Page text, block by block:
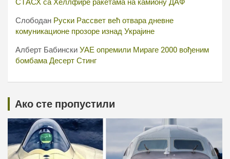
СТАСХ са Хеллфире ракетама на камиону ДАФ
Слободан Руски Рассвет већ отвара дневне
комуникационе прозоре изнад Украјине
Алберт Бабински УАЕ опремили Мираге 2000 вођеним
бомбама Десерт Стинг
Ако сте пропустили